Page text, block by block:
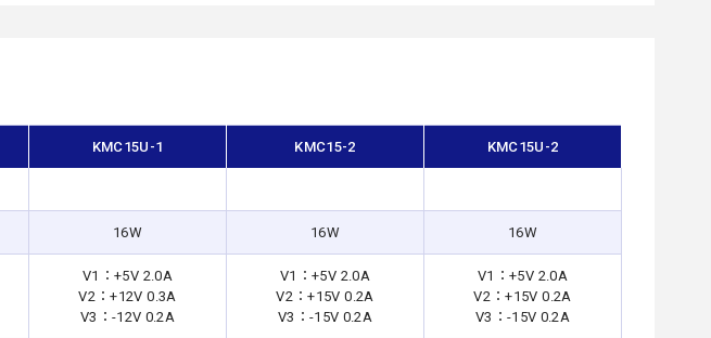
KMC15U-1 KMC15-2 KMC15U-2
16W 16W 16W
V1：+5V 2.0A
V2：+12V 0.3A
V3：-12V 0.2A
V1：+5V 2.0A
V2：+15V 0.2A
V3：-15V 0.2A
V1：+5V 2.0A
V2：+15V 0.2A
V3：-15V 0.2A